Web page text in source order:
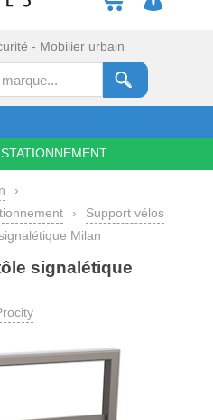
- Mobilier urbain
›
›
Support vélos
Milan
signalétique